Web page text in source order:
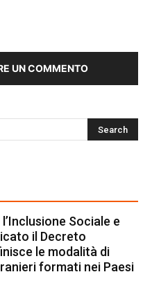
UN COMMENTO
Sociale e
il Decreto
le modalità di
formati nei Paesi